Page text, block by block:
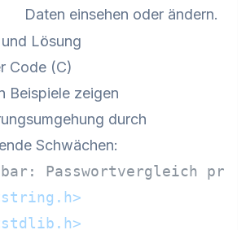
Daten einsehen oder ändern.
Lösung
Code (C)
Beispiele zeigen
durch
Schwächen:
Passwortvergleich